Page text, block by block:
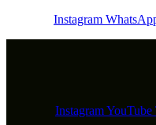
Instagram
InstagramYouTube